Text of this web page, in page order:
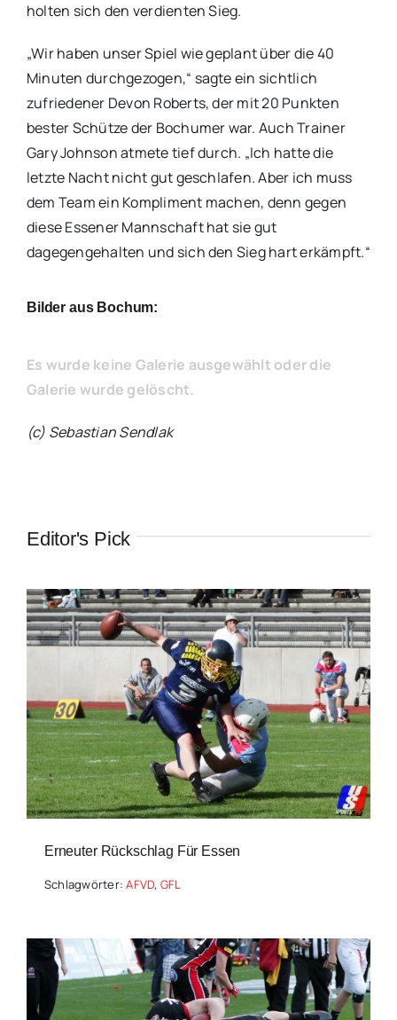
holten sich den verdienten Sieg.
„Wir haben unser Spiel wie geplant über die 40
Minuten durchgezogen,“ sagte ein sichtlich
zufriedener Devon Roberts, der mit 20 Punkten
bester Schütze der Bochumer war. Auch Trainer
Gary Johnson atmete tief durch. „Ich hatte die
letzte Nacht nicht gut geschlafen. Aber ich muss
dem Team ein Kompliment machen, denn gegen
diese Essener Mannschaft hat sie gut
dagegengehalten und sich den Sieg hart erkämpft.“
Bilder aus Bochum:
Es wurde keine Galerie ausgewählt oder die
Galerie wurde gelöscht.
(c) Sebastian Sendlak
Editor's Pick
Erneuter Rückschlag Für Essen
Schlagwörter:AFVD, GFL